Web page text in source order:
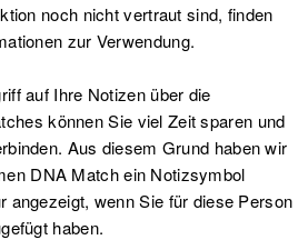
noch nicht vertraut sind, finden
zur Verwendung.
auf Ihre Notizen über die
können Sie viel Zeit sparen und
Aus diesem Grund haben wir
DNA Match ein Notizsymbol
angezeigt, wenn Sie für diese Person
haben.